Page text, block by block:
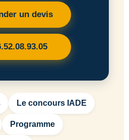
un devis
Le concours IADE
Programme